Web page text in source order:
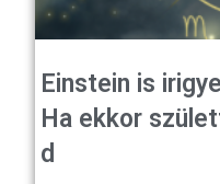
Einstein is
Ha ekkor
d